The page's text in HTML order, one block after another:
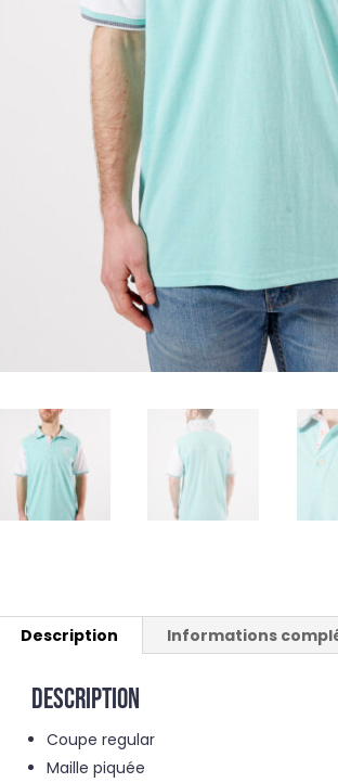
Description Informations
Description
Coupe regular
Maille piquée